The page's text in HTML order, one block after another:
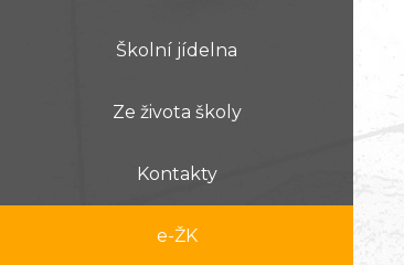
Školní jídelna
Ze života školy
Kontakty
e-ŽK